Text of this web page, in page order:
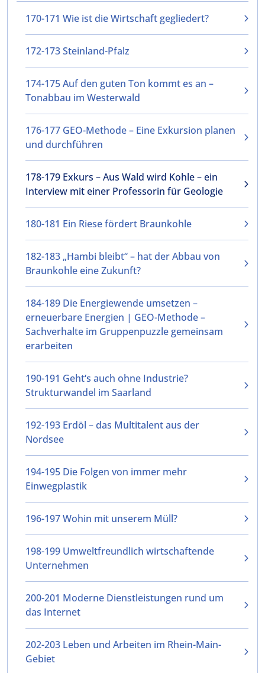
170-171 Wie ist die Wirtschaft gegliedert?
172-173 Steinland-Pfalz
174-175 Auf den guten Ton kommt es an –
Tonabbau im Westerwald
176-177 GEO-Methode – Eine Exkursion planen
und durchführen
178-179 Exkurs – Aus Wald wird Kohle – ein
Interview mit einer Professorin für Geologie
180-181 Ein Riese fördert Braunkohle
182-183 „Hambi bleibt“ – hat der Abbau von
Braunkohle eine Zukunft?
184-189 Die Energiewende umsetzen –
erneuerbare Energien | GEO-Methode –
Sachverhalte im Gruppenpuzzle gemeinsam
erarbeiten
190-191 Geht‘s auch ohne Industrie?
Strukturwandel im Saarland
192-193 Erdöl – das Multitalent aus der
Nordsee
194-195 Die Folgen von immer mehr
Einwegplastik
196-197 Wohin mit unserem Müll?
198-199 Umweltfreundlich wirtschaftende
Unternehmen
200-201 Moderne Dienstleistungen rund um
das Internet
202-203 Leben und Arbeiten im Rhein-Main-
Gebiet